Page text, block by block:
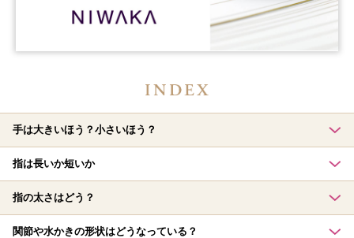
手は大きいほう？小さいほう？
指は長いか短いか
指の太さはどう？
関節や水かきの形状はどうなっている？